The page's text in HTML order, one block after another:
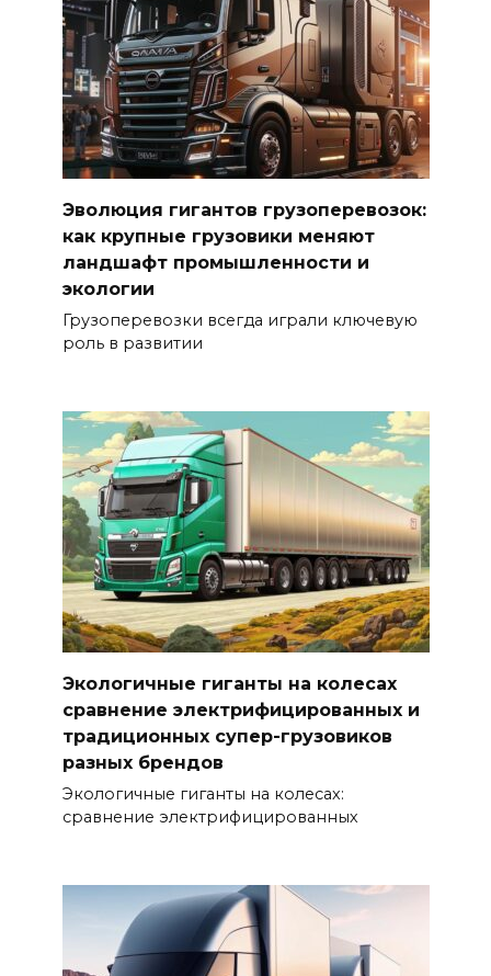
Эволюция гигантов грузоперевозок:
как крупные грузовики меняют
ландшафт промышленности и
экологии
Грузоперевозки всегда играли ключевую
роль в развитии
Экологичные гиганты на колесах
сравнение электрифицированных и
традиционных супер-грузовиков
разных брендов
Экологичные гиганты на колесах:
сравнение электрифицированных